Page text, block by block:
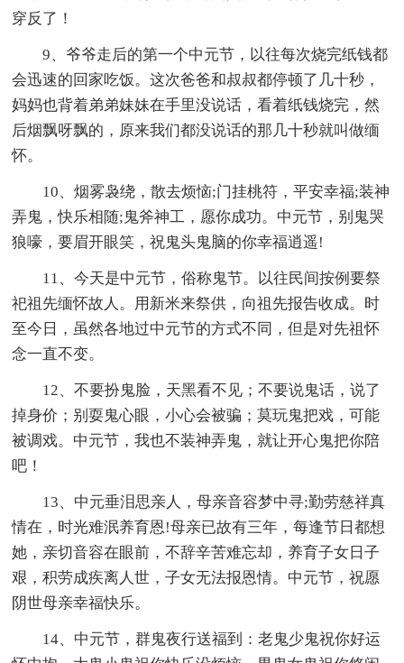
穿反了！
9、爷爷走后的第一个中元节，以往每次烧完纸钱都
会迅速的回家吃饭。这次爸爸和叔叔都停顿了几十秒，
妈妈也背着弟弟妹妹在手里没说话，看着纸钱烧完，然
后烟飘呀飘的，原来我们都没说话的那几十秒就叫做缅
怀。
10、烟雾袅绕，散去烦恼;门挂桃符，平安幸福;装神
弄鬼，快乐相随;鬼斧神工，愿你成功。中元节，别鬼哭
狼嚎，要眉开眼笑，祝鬼头鬼脑的你幸福逍遥!
11、今天是中元节，俗称鬼节。以往民间按例要祭
祀祖先缅怀故人。用新米来祭供，向祖先报告收成。时
至今日，虽然各地过中元节的方式不同，但是对先祖怀
念一直不变。
12、不要扮鬼脸，天黑看不见；不要说鬼话，说了
掉身价；别耍鬼心眼，小心会被骗；莫玩鬼把戏，可能
被调戏。中元节，我也不装神弄鬼，就让开心鬼把你陪
吧！
13、中元垂泪思亲人，母亲音容梦中寻;勤劳慈祥真
情在，时光难泯养育恩!母亲已故有三年，每逢节日都想
她，亲切音容在眼前，不辞辛苦难忘却，养育子女日子
艰，积劳成疾离人世，子女无法报恩情。中元节，祝愿
阴世母亲幸福快乐。
14、中元节，群鬼夜行送福到：老鬼少鬼祝你好运